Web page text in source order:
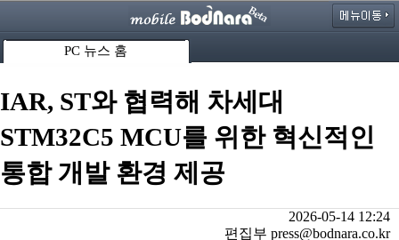
PC 뉴스 홈
IAR, ST와 협력해 차세대
STM32C5 MCU를 위한 혁신적인
통합 개발 환경 제공
2026-05-14 12:24
편집부 press@bodnara.co.kr